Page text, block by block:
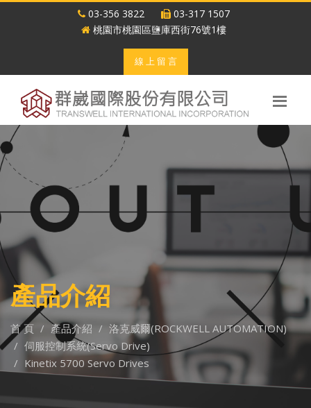
03-356 3822
03-317 1507
桃園市桃園區鹽庫西街76號1樓
線 上 留 言
產品介紹
首 頁 產品介紹
洛克威爾(ROCKWELL AUTOMATION)
伺服控制系統(Servo Drive)
Kinetix 5700 Servo Drives